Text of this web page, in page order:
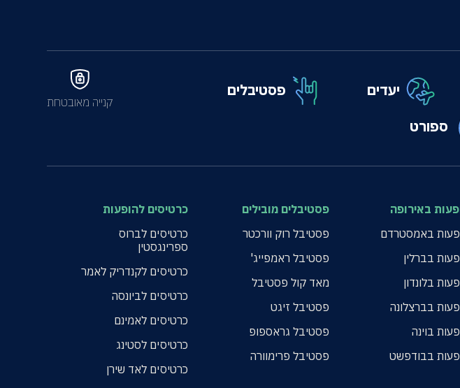
יעדים
פסטיבלים
ספורט
קנייה מאובטחת
באירופה
באמסטרדם
בברלין
בלונדון
בברצלונה
בוינה
בבודפשט
פסטיבלים מובילים
פסטיבל רוק וורכטר
פסטיבל ראמפייג'
מאד קול פסטיבל
פסטיבל זיגט
פסטיבל גראספופ
פסטיבל פרימוורה
כרטיסים להופעות
כרטיסים לברוס
ספרינגסטין
כרטיסים לקנדריק לאמר
כרטיסים לביונסה
כרטיסים לאמינם
כרטיסים לסטינג
כרטיסים לאד שירן